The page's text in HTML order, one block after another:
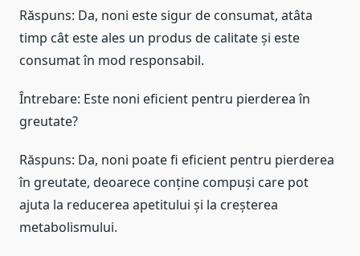
Răspuns: Da, noni este sigur de consumat, atâta
timp cât este ales un produs de calitate și este
consumat în mod responsabil.
Întrebare: Este noni eficient pentru pierderea în
greutate?
Răspuns: Da, noni poate fi eficient pentru pierderea
în greutate, deoarece conține compuși care pot
ajuta la reducerea apetitului și la creșterea
metabolismului.